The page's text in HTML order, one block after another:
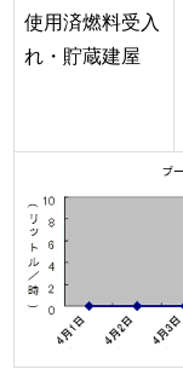
使用済燃料受入
れ・貯蔵建屋